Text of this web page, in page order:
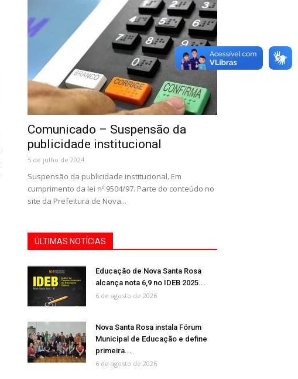
Comunicado – Suspensão da
publicidade institucional
5 de julho de 2024
Suspensão da publicidade institucional. Em
cumprimento da lei nº 9504/97. Parte do conteúdo no
site da Prefeitura de Nova...
ÚLTIMAS NOTÍCIAS
Educação de Nova Santa Rosa
alcança nota 6,9 no IDEB 2025...
6 de agosto de 2026
Nova Santa Rosa instala Fórum
Municipal de Educação e define
primeira...
6 de agosto de 2026